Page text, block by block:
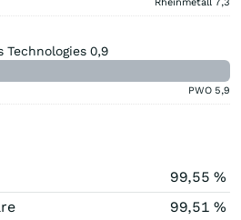
Technologies 0,9
PWO 5,9
99,55 %
99,51 %